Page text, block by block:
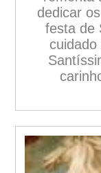
dedicar
festa de